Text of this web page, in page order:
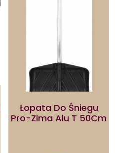
Łopata Do Śniegu
Pro-Zima Alu T 50Cm